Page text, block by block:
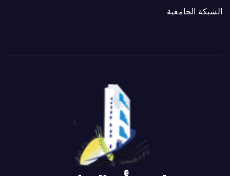
الشبكة الجامعية